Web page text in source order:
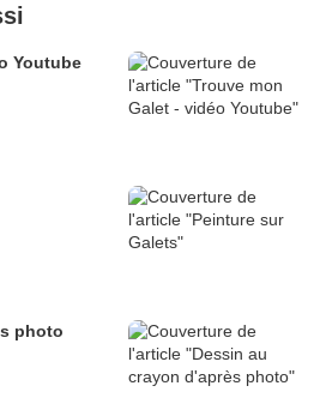
Youtube
photo